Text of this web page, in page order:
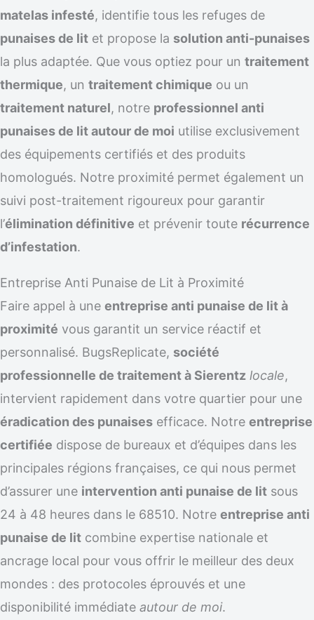
matelas infesté, identifie tous les refuges de
punaises de lit et propose la solution anti-punaises
la plus adaptée. Que vous optiez pour un traitement
thermique, un traitement chimique ou un
traitement naturel, notre professionnel anti
punaises de lit autour de moi utilise exclusivement
des équipements certifiés et des produits
homologués. Notre proximité permet également un
suivi post-traitement rigoureux pour garantir
l’élimination définitive et prévenir toute récurrence
d’infestation.
Entreprise Anti Punaise de Lit à Proximité
Faire appel à une entreprise anti punaise de lit à
proximité vous garantit un service réactif et
personnalisé. BugsReplicate, société
professionnelle de traitement à Sierentz locale,
intervient rapidement dans votre quartier pour une
éradication des punaises efficace. Notre entreprise
certifiée dispose de bureaux et d’équipes dans les
principales régions françaises, ce qui nous permet
d’assurer une intervention anti punaise de lit sous
24 à 48 heures dans le 68510. Notre entreprise anti
punaise de lit combine expertise nationale et
ancrage local pour vous offrir le meilleur des deux
mondes : des protocoles éprouvés et une
disponibilité immédiate autour de moi.